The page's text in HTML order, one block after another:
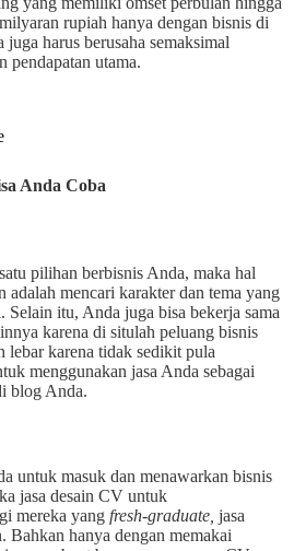
rupiah hanya dengan bisnis di
harus berusaha semaksimal
pendapatan utama.
Anda Coba
pilihan berbisnis Anda, maka hal
adalah mencari karakter dan tema yang
itu, Anda juga bisa bekerja sama
karena di situlah peluang bisnis
lebar karena tidak sedikit pula
menggunakan jasa Anda sebagai
blog Anda.
untuk masuk dan menawarkan bisnis
jasa desain CV untuk
mereka yang fresh-graduate, jasa
Bahkan hanya dengan memakai